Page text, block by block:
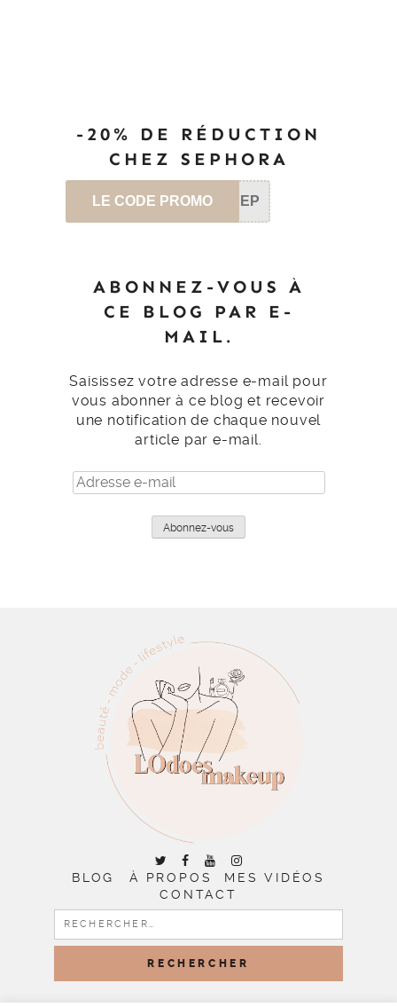
-20% DE RÉDUCTION
CHEZ SEPHORA
LE CODE PROMO SEP
ABONNEZ-VOUS À
CE BLOG PAR E-
MAIL.
Saisissez votre adresse e-mail pour
vous abonner à ce blog et recevoir
une notification de chaque nouvel
article par e-mail.
Adresse
e-
Abonnez-vous
BLOG À PROPOS
MES VIDÉOS
CONTACT
RECHERCHER :